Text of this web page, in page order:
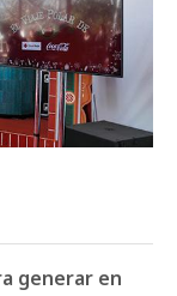
generar en